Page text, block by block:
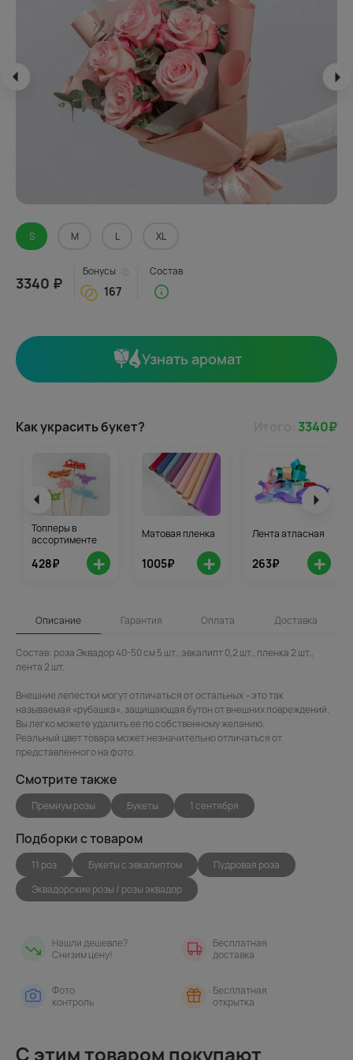
S M L XL
3340 ₽
Бонусы
167
Состав
Узнать аромат
Как украсить букет? 3340₽
Топперы в
ассортименте
428₽ +
Матовая пленка
1005₽ +
Лента атласная
263₽ +
Описание Гарантия Оплата Доставка
Состав: роза Эквадор 40-50 см 5 шт., эвкалипт 0,2 шт., пленка 2 шт.,
лента 2 шт.
Внешние лепестки могут отличаться от остальных – это так
называемая «рубашка», защищающая бутон от внешних повреждений.
Вы легко можете удалить ее по собственному желанию.
Реальный цвет товара может незначительно отличаться от
представленного на фото.
Смотрите также
Премиум розы Букеты 1 сентября
Подборки с товаром
11 роз Букеты с эвкалиптом
Пудровая роза
Эквадорские розы / розы эквадор
Нашли дешевле?
Снизим цену!
Бесплатная
доставка
Фото
контроль
Бесплатная
открытка
С этим товаром покупают